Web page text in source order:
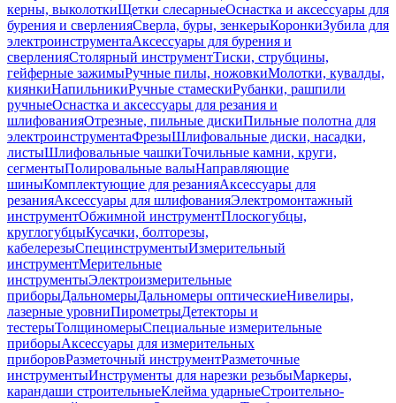
керны, выколоткиЩетки слесарныеОснастка и аксессуары для
бурения и сверленияСверла, буры, зенкерыКоронкиЗубила для
электроинструментаАксессуары для бурения и
сверленияСтолярный инструментТиски, струбцины,
гейферные зажимыРучные пилы, ножовкиМолотки, кувалды,
киянкиНапильникиРучные стамескиРубанки, рашпили
ручныеОснастка и аксессуары для резания и
шлифованияОтрезные, пильные дискиПильные полотна для
электроинструментаФрезыШлифовальные диски, насадки,
листыШлифовальные чашкиТочильные камни, круги,
сегментыПолировальные валыНаправляющие
шиныКомплектующие для резанияАксессуары для
резанияАксессуары для шлифованияЭлектромонтажный
инструментОбжимной инструментПлоскогубцы,
круглогубцыКусачки, болторезы,
кабелерезыСпецинструментыИзмерительный
инструментМерительные
инструментыЭлектроизмерительные
приборыДальномерыДальномеры оптическиеНивелиры,
лазерные уровниПирометрыДетекторы и
тестерыТолщиномерыСпециальные измерительные
приборыАксессуары для измерительных
приборовРазметочный инструментРазметочные
инструментыИнструменты для нарезки резьбыМаркеры,
карандаши строительныеКлейма ударныеСтроительно-